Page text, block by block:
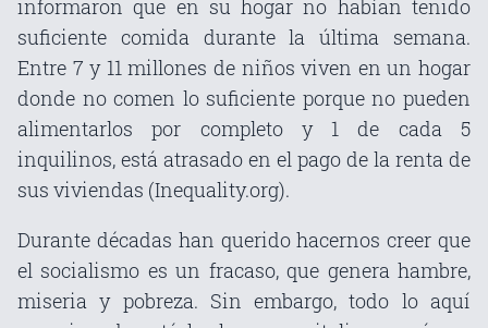
informaron que en su hogar no habían tenido
suficiente comida durante la última semana.
Entre 7 y 11 millones de niños viven en un hogar
donde no comen lo suficiente porque no pueden
alimentarlos por completo y 1 de cada 5
inquilinos, está atrasado ​​en el pago de la renta de
sus viviendas (Inequality.org).
Durante décadas han querido hacernos creer que
el socialismo es un fracaso, que genera hambre,
miseria y pobreza. Sin embargo, todo lo aquí